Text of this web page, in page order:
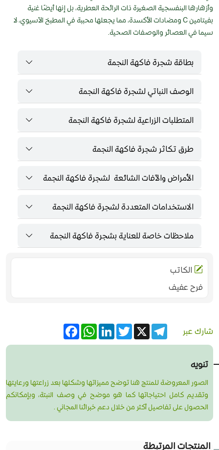
وأزهارها البنفسجية الصغيرة ذات الرائحة العطرية، بل إنها أيضًا غنية
بفيتامين C ومضادات الأكسدة، مما يجعلها محببة في المطبخ الآسيوي، لا
سيما في العصائر والوصفات الصحية.
بطاقة شجرة فاكهة النجمة
الوصف النباتي لشجرة فاكهة النجمة
المتطلبات الزراعية لشجرة فاكهة النجمة
طرق تكاثر شجرة فاكهة النجمة
الأمراض والآفات الشائعة لشجرة فاكهة النجمة
الاستخدامات المتعددة لشجرة فاكهة النجمة
ملاحظات خاصة للعناية بشجرة فاكهة النجمة
الكاتب
فرح عفيف
شارك عبر FacebookWhatsAppLinkedInTwitter X
Telegram
تنويه
الصور المعروضة للمنتج هنا توضح مميزاتها وشكلها بعد زراعتها ورعايتها
وتقديم كامل احتياجاتها كما هو موضح في وصف النبتة، وبإمكانكم
الحصول على تفاصيل أكثر من خلال دعم خبرائنا المجاني .
المنتجات المرتبطة